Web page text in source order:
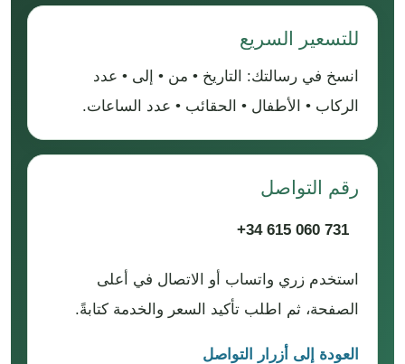
للتسعير السريع
انسخ في رسالتك: التاريخ • من • إلى • عدد
الركاب • الأطفال • الحقائب • عدد الساعات.
رقم التواصل
+34 615 060 731
استخدم زري واتساب أو الاتصال في أعلى
الصفحة، ثم اطلب تأكيد السعر والخدمة كتابةً.
العودة إلى أزرار التواصل